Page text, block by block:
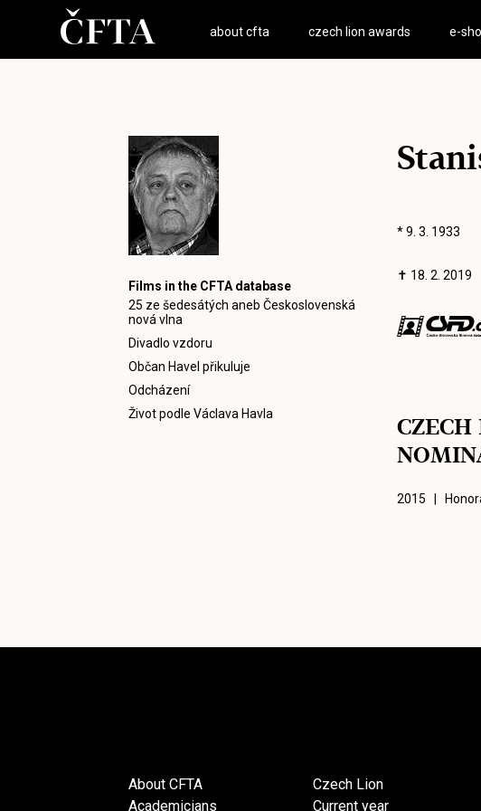
about cfta czech lion awards e-
Films in the CFTA database
25 ze šedesátých aneb Československá
nová vlna
Divadlo vzdoru
Občan Havel přikuluje
Odcházení
Život podle Václava Havla
* 9. 3. 1933
✝ 18. 2. 2019
CZECH
2015 |
About CFTA
Academicians
Czech Lion
Current year